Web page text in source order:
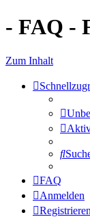
- FAQ -
Zum Inhalt
FAQ
Anmelden
Registrieren